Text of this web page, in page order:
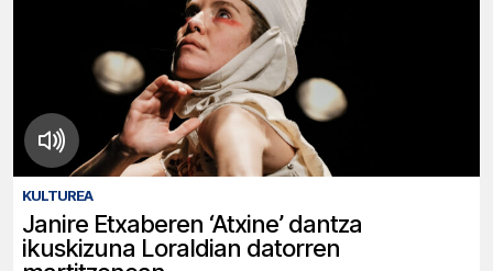
KULTUREA
Janire Etxaberen ‘Atxine’ dantza
ikuskizuna Loraldian datorren